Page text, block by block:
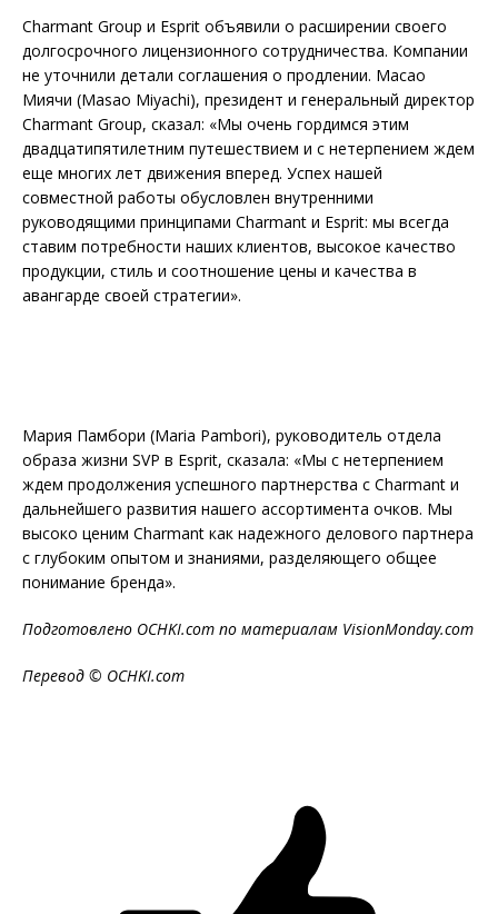
Charmant Group и Esprit объявили о расширении своего
долгосрочного лицензионного сотрудничества. Компании
не уточнили детали соглашения о продлении. Масао
Миячи (Masao Miyachi), президент и генеральный директор
Charmant Group, сказал: «Мы очень гордимся этим
двадцатипятилетним путешествием и с нетерпением ждем
еще многих лет движения вперед. Успех нашей
совместной работы обусловлен внутренними
руководящими принципами Charmant и Esprit: мы всегда
ставим потребности наших клиентов, высокое качество
продукции, стиль и соотношение цены и качества в
авангарде своей стратегии».
Мария Памбори (Maria Pambori), руководитель отдела
образа жизни SVP в Esprit, сказала: «Мы с нетерпением
ждем продолжения успешного партнерства с Charmant и
дальнейшего развития нашего ассортимента очков. Мы
высоко ценим Charmant как надежного делового партнера
с глубоким опытом и знаниями, разделяющего общее
понимание бренда».
Подготовлено OCHKI.com по материалам VisionMonday.com
Перевод © OCHKI.com